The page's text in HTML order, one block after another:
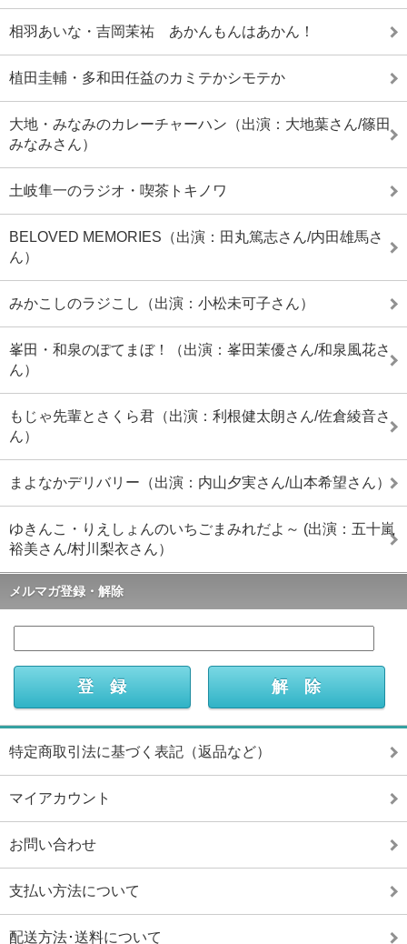
相羽あいな・吉岡茉祐 あかんもんはあかん！
植田圭輔・多和田任益のカミテかシモテか
大地・みなみのカレーチャーハン（出演：大地葉さん/篠田
みなみさん）
土岐隼一のラジオ・喫茶トキノワ
BELOVED MEMORIES（出演：田丸篤志さん/内田雄馬さ
ん）
みかこしのラジこし（出演：小松未可子さん）
峯田・和泉のぽてまぼ！（出演：峯田茉優さん/和泉風花さ
ん）
もじゃ先輩とさくら君（出演：利根健太朗さん/佐倉綾音さ
ん）
まよなかデリバリー（出演：内山夕実さん/山本希望さん）
ゆきんこ・りえしょんのいちごまみれだよ～ (出演：五十嵐
裕美さん/村川梨衣さん）
メルマガ登録・解除
特定商取引法に基づく表記（返品など）
マイアカウント
お問い合わせ
支払い方法について
配送方法･送料について